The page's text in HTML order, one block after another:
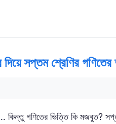
সপ্তম শ্রেণির গণিতের
গণিতের ভিত্তি কি মজবুত?